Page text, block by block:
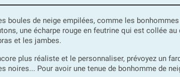
de neige empilées, comme les bonhommes
une écharpe rouge en feutrine qui est collée
et les jambes.
plus réaliste et le personnaliser, prévoyez un
noires... Pour avoir une tenue de bonhomme de